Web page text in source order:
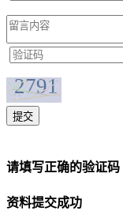
提交
请填写正确的验证码
资料提交成功